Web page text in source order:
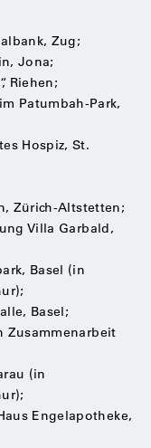
Zug;
Jona;
Riehen;
Patumbah-Park,
Hospiz, St.
Zürich-Altstetten;
Villa Garbald,
Basel (in
Basel;
Zusammenarbeit
(in
Engelapotheke,